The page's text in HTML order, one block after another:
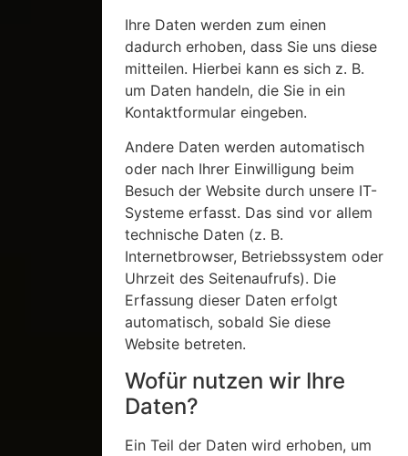
Ihre Daten werden zum einen
dadurch erhoben, dass Sie uns diese
mitteilen. Hierbei kann es sich z. B.
um Daten handeln, die Sie in ein
Kontaktformular eingeben.
Andere Daten werden automatisch
oder nach Ihrer Einwilligung beim
Besuch der Website durch unsere IT-
Systeme erfasst. Das sind vor allem
technische Daten (z. B.
Internetbrowser, Betriebssystem oder
Uhrzeit des Seitenaufrufs). Die
Erfassung dieser Daten erfolgt
automatisch, sobald Sie diese
Website betreten.
Wofür nutzen wir Ihre
Daten?
Ein Teil der Daten wird erhoben, um